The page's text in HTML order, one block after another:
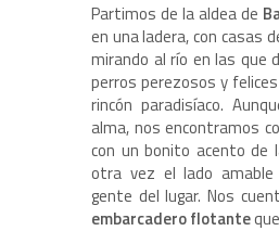
Partimos de la aldea de
en una ladera, con casas
mirando al río en las que
perros perezosos y
rincón paradisíaco.
alma, nos encontramos
con un bonito acento de
otra vez el lado
gente del lugar. Nos
embarcadero flotante